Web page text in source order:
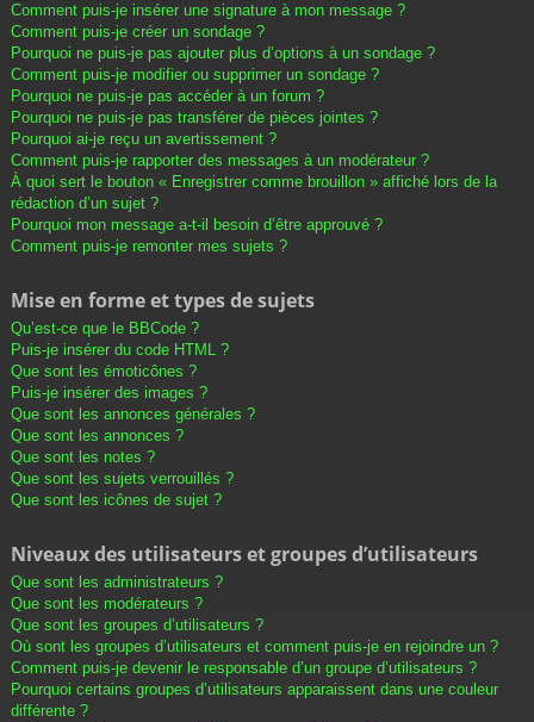
Comment puis-je insérer une signature à mon message ?
Comment puis-je créer un sondage ?
Pourquoi ne puis-je pas ajouter plus d’options à un sondage ?
Comment puis-je modifier ou supprimer un sondage ?
Pourquoi ne puis-je pas accéder à un forum ?
Pourquoi ne puis-je pas transférer de pièces jointes ?
Pourquoi ai-je reçu un avertissement ?
Comment puis-je rapporter des messages à un modérateur ?
À quoi sert le bouton « Enregistrer comme brouillon » affiché lors de la
rédaction d’un sujet ?
Pourquoi mon message a-t-il besoin d’être approuvé ?
Comment puis-je remonter mes sujets ?
Mise en forme et types de sujets
Qu’est-ce que le BBCode ?
Puis-je insérer du code HTML ?
Que sont les émoticônes ?
Puis-je insérer des images ?
Que sont les annonces générales ?
Que sont les annonces ?
Que sont les notes ?
Que sont les sujets verrouillés ?
Que sont les icônes de sujet ?
Niveaux des utilisateurs et groupes d’utilisateurs
Que sont les administrateurs ?
Que sont les modérateurs ?
Que sont les groupes d’utilisateurs ?
Où sont les groupes d’utilisateurs et comment puis-je en rejoindre un ?
Comment puis-je devenir le responsable d’un groupe d’utilisateurs ?
Pourquoi certains groupes d’utilisateurs apparaissent dans une couleur
différente ?